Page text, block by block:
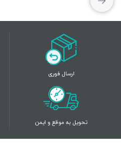
ارسال فوری
تحویل به موقع و ایمن